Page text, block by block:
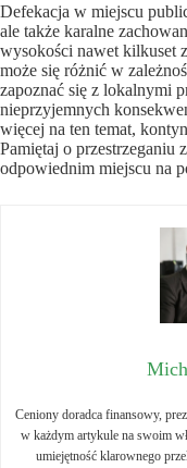
Defekacja w miejscu
ale także karalne
wysokości nawet kilkuset
może się różnić w
zapoznać się z lokalnymi
nieprzyjemnych
więcej na ten temat,
Pamiętaj o przestrzeganiu
odpowiednim miejscu na
Ceniony doradca finansowy,
w każdym artykule na swoim
umiejętność klarownego